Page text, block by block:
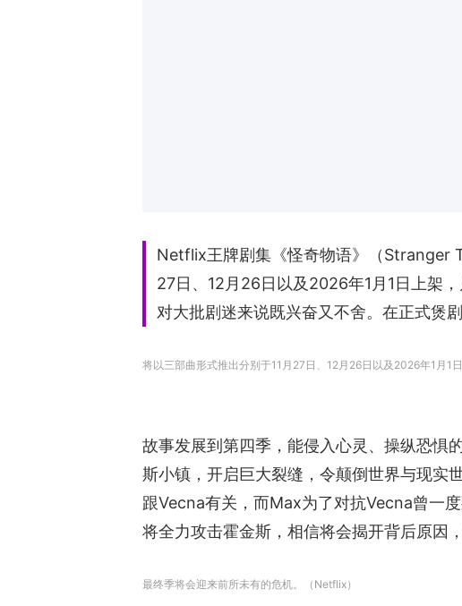
Netflix王牌剧集《怪奇物语》（Stranger
27日、12月26日以及2026年1月1日上架
对大批剧迷来说既兴奋又不舍。在正式煲
将以三部曲形式推出分别于11月27日、12月26日以及2026年1月1日
故事发展到第四季，能侵入心灵、操纵恐惧
斯小镇，开启巨大裂缝，令颠倒世界与现实
跟Vecna有关，而Max为了对抗Vecna曾一
将全力攻击霍金斯，相信将会揭开背后原因
最终季将会迎来前所未有的危机。（Netflix）